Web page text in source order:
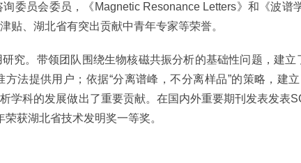
委员会委员，《Magnetic Resonance Letters》和《波谱
贴、湖北省有突出贡献中青年专家等荣誉。
。带领团队围绕生物核磁共振分析的基础性问题，建立
法提供用户；依据“分离谱峰，不分离样品”的策略，建
学科的发展做出了重要贡献。在国内外重要期刊发表发表
获湖北省技术发明奖一等奖。